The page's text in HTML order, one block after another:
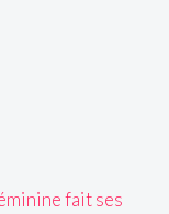
fait ses